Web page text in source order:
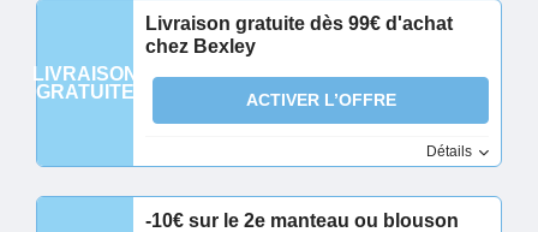
LIVRAISON
GRATUITE
Livraison gratuite dès 99€ d'achat
chez Bexley
ACTIVER L’OFFRE
Détails
-10€ sur le 2e manteau ou blouson